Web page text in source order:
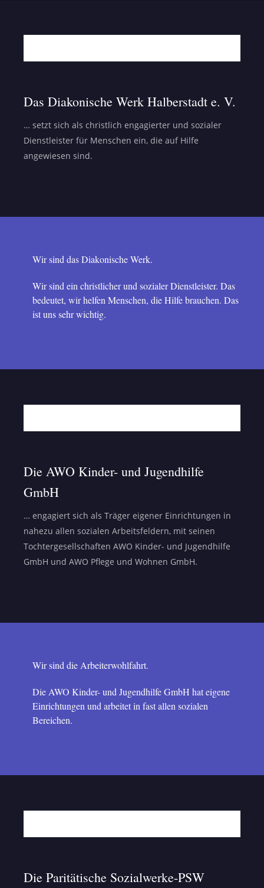
Das Diakonische Werk Halberstadt e. V.
… setzt sich als christlich engagierter und sozialer
Dienstleister für Menschen ein, die auf Hilfe
angewiesen sind.
Wir sind das Diakonische Werk.
Wir sind ein christlicher und sozialer Dienstleister. Das
bedeutet, wir helfen Menschen, die Hilfe brauchen. Das
ist uns sehr wichtig.
Die AWO Kinder- und Jugendhilfe
GmbH
… engagiert sich als Träger eigener Einrichtungen in
nahezu allen sozialen Arbeitsfeldern, mit seinen
Tochtergesellschaften AWO Kinder- und Jugendhilfe
GmbH und AWO Pflege und Wohnen GmbH.
Wir sind die Arbeiterwohlfahrt.
Die AWO Kinder- und Jugendhilfe GmbH hat eigene
Einrichtungen und arbeitet in fast allen sozialen
Bereichen.
Die Paritätische Sozialwerke-PSW